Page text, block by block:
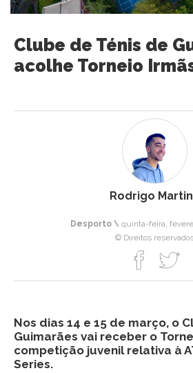
Clube de Ténis de
acolhe Torneio
Rodrigo
Desporto \ quinta-feira,
© Direitos
Nos dias 14 e 15 de março, o
Guimarães vai receber o
competição juvenil relativa à
Series.